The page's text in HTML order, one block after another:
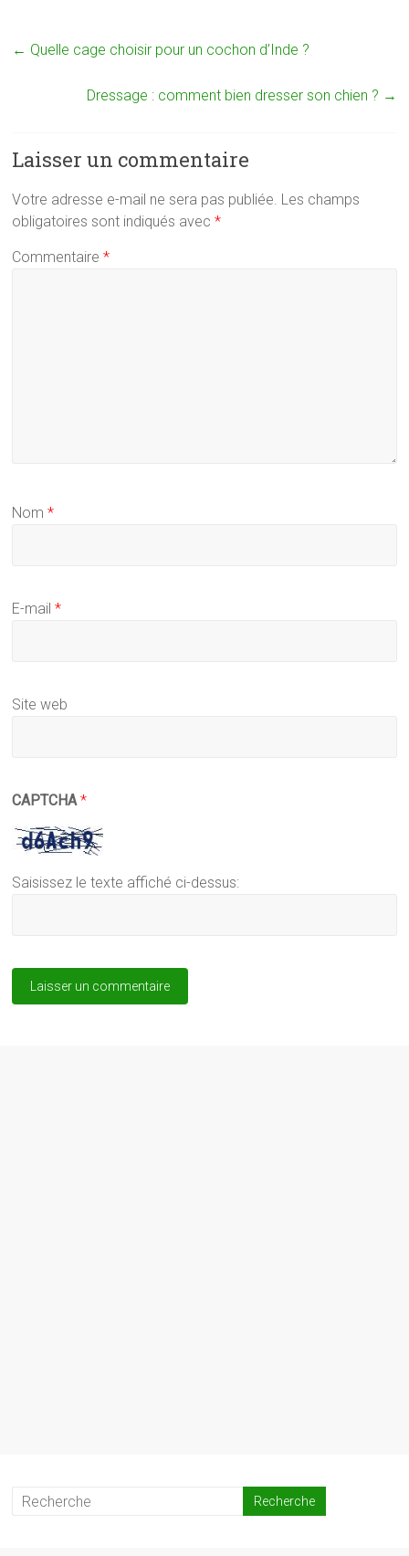
← Quelle cage choisir pour un cochon d’Inde ?
Dressage : comment bien dresser son chien ? →
Laisser un commentaire
Votre adresse e-mail ne sera pas publiée. Les champs
obligatoires sont indiqués avec*
Commentaire*
Nom*
E-mail*
Site web
CAPTCHA*
Saisissez le texte affiché ci-dessus: